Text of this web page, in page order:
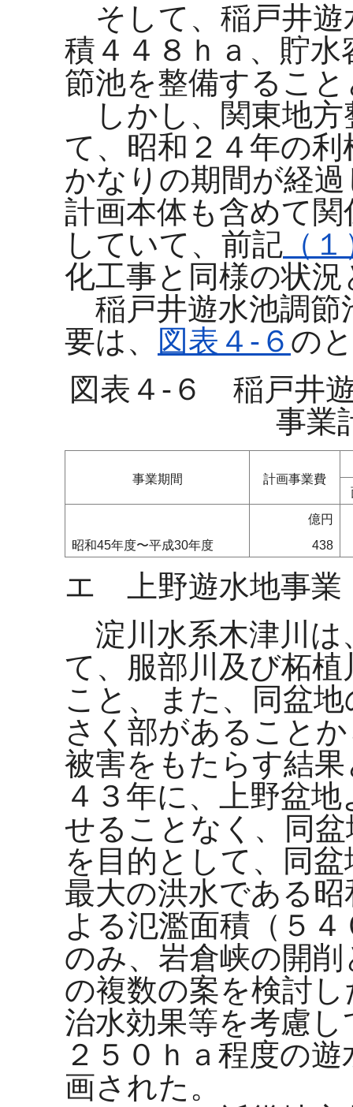
そして、稲戸井遊
積４４８ｈａ、貯
節池を整備するこ
しかし、関東地方
て、昭和２４年の
かなりの期間が経
計画本体も含めて
していて、前記 （
化工事と同様の状
稲戸井遊水池調節
要は、
図表４-６ の
図表４-６ 稲戸井
事業
事業期間
計画事業費
億円
昭和45年度〜平成30年度
438
エ 上野遊水地事業
淀川水系木津川は
て、服部川及び柘
こと、また、同盆
さく部があること
被害をもたらす結
４３年に、上野盆
せることなく、同
を目的として、同
最大の洪水である
よる氾濫面積（５
のみ、岩倉峡の開
の複数の案を検討
治水効果等を考慮
２５０ｈａ程度の
画された。